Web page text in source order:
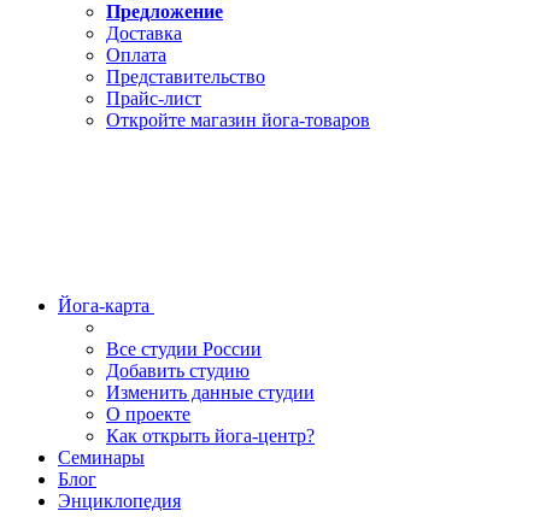
Предложение
Доставка
Оплата
Представительство
Прайс-лист
Откройте магазин йога-товаров
Йога-карта
Все студии России
Добавить студию
Изменить данные студии
О проекте
Как открыть йога-центр?
Семинары
Блог
Энциклопедия